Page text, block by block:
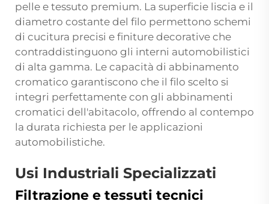
pelle e tessuto premium. La superficie liscia e il
diametro costante del filo permettono schemi
di cucitura precisi e finiture decorative che
contraddistinguono gli interni automobilistici
di alta gamma. Le capacità di abbinamento
cromatico garantiscono che il filo scelto si
integri perfettamente con gli abbinamenti
cromatici dell'abitacolo, offrendo al contempo
la durata richiesta per le applicazioni
automobilistiche.
Usi Industriali Specializzati
Filtrazione e tessuti tecnici